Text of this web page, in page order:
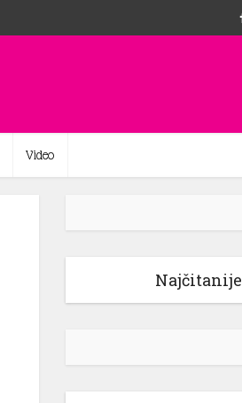
Video
Najčitanije